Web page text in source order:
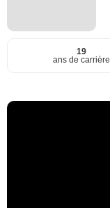
19
ans de carrière